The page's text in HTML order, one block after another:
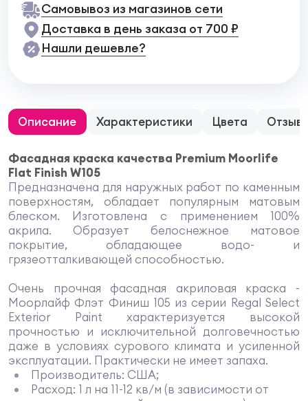
Самовывоз из магазинов сети
Доставка в день заказа от 700 ₽
Нашли дешевле?
Описание Характеристики Цвета
Фасадная краска качества Premium Moorlife
Flat Finish W105
Предназначена для наружных работ по каменным
поверхностям, обладает популярным матовым
блеском. Изготовлена с применением 100%
акрила. Образует белоснежное матовое
покрытие, обладающее водо- и
грязеотталкивающей способностью.
Очень прочная фасадная акриловая краска -
Моорлайф Флэт Финиш 105 из серии Regal Select
Exterior Paint характеризуется высокой
прочностью и исключительной долговечностью
даже в условиях сурового климата и усиленной
эксплуатации. Практически не имеет запаха.
Производитель: США;
Расход: 1 л на 11-12 кв/м (в зависимости от